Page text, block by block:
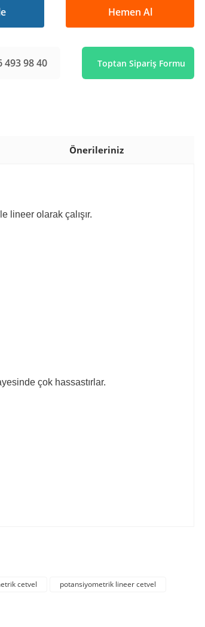
Hemen Al
493 98 40 Toptan Sipariş Formu
Önerileriniz
olarak çalışır.
çok hassastırlar.
cetvel potansiyometrik lineer cetvel